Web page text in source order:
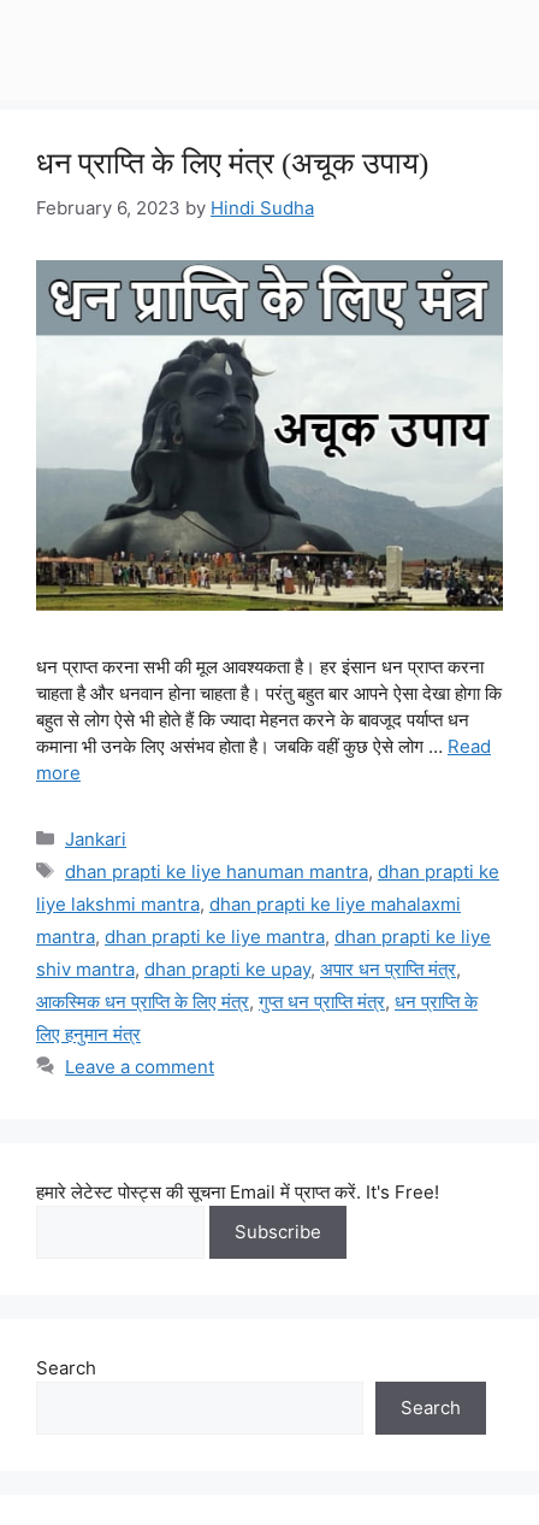
धन प्राप्ति के लिए मंत्र (अचूक उपाय)
February 6, 2023 by Hindi Sudha
धन प्राप्त करना सभी की मूल आवश्यकता है। हर इंसान धन प्राप्त करना
चाहता है और धनवान होना चाहता है। परंतु बहुत बार आपने ऐसा देखा होगा कि
बहुत से लोग ऐसे भी होते हैं कि ज्यादा मेहनत करने के बावजूद पर्याप्त धन
कमाना भी उनके लिए असंभव होता है। जबकि वहीं कुछ ऐसे लोग … Read
more
Categories
Jankari
Tags
dhan prapti ke liye hanuman mantra, dhan prapti ke
liye lakshmi mantra, dhan prapti ke liye mahalaxmi
mantra, dhan prapti ke liye mantra, dhan prapti ke liye
shiv mantra, dhan prapti ke upay, अपार धन प्राप्ति मंत्र,
आकस्मिक धन प्राप्ति के लिए मंत्र,गुप्त धन प्राप्ति मंत्र, धन प्राप्ति के
लिए हनुमान मंत्र
Leave a comment
हमारे लेटेस्ट पोस्ट्स की सूचना Email में प्राप्त करें. It's Free!
Search
Search